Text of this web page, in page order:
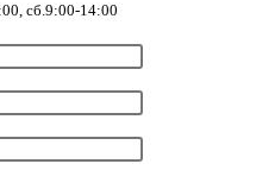
сб.9:00-14:00